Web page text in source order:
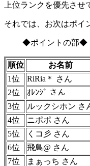
上位ランクを優先させ
それでは、お次はポイ
◆ポイントの部◆
順位 お名前
1位
RiRia＊ さん
2位
ｵﾚﾝｼﾞ さん
3位
ルックシホン さ
4位
ニポポ さん
5位
くコ彡 さん
6位
飛鳥@ さん
7位
まぁっち さん